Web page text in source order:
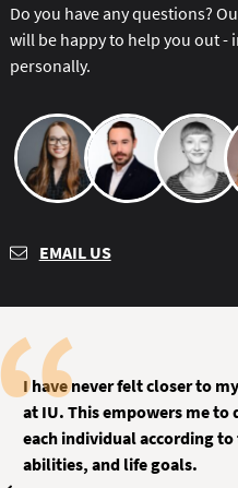
Do you have any questions?
will be happy to help you out -
personally.
EMAIL US
I have never felt closer to
at IU. This empowers me to
each individual according
abilities, and life goals.